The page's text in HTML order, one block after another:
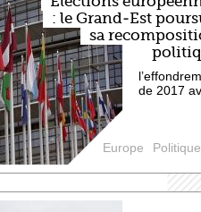
: le Grand-Est
sa
de 2017
Europe Politique